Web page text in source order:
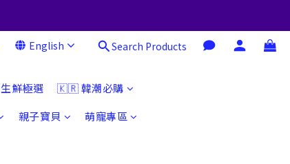
English Search Products
生鮮極選
🇰🇷 韓潮必購
親子寶貝
萌寵專區